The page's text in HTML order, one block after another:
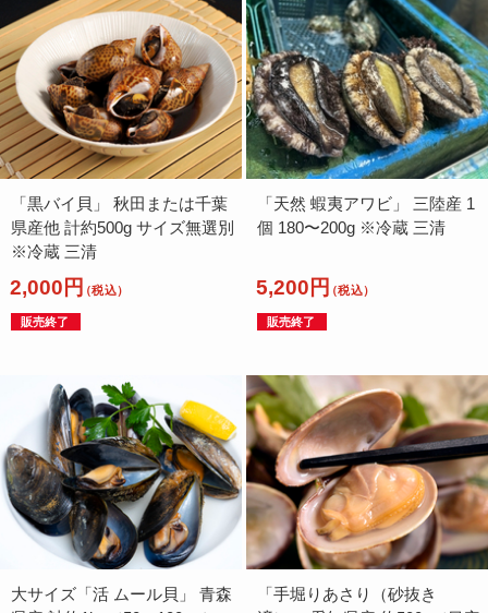
「黒バイ貝」 秋田または千葉
県産他 計約500g サイズ無選別
※冷蔵 三清
2,000円（税込）
販売終了
「天然 蝦夷アワビ」 三陸産 1
個 180〜200g ※冷蔵 三清
5,200円（税込）
販売終了
大サイズ「活 ムール貝」 青森
「手堀りあさり（砂抜き